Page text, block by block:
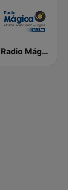
Radio Mágica 88.3 FM